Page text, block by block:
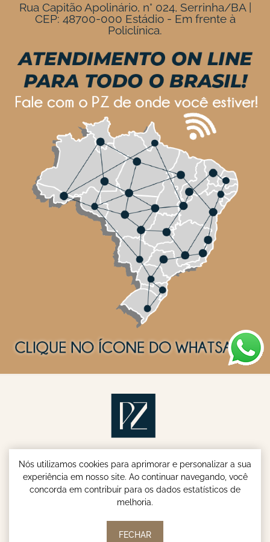
Rua Capitão Apolinário, n° 024, Serrinha/BA |
CEP: 48700-000 Estádio - Em frente à
Policlínica.
Nós utilizamos cookies para aprimorar e personalizar a sua
experiência em nosso site. Ao continuar navegando, você
concorda em contribuir para os dados estatísticos de
melhoria.
FECHAR